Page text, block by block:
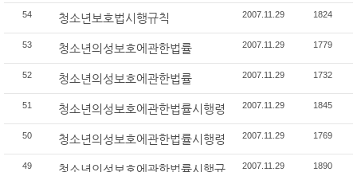
54 청소년보호법시행규칙 2007.11.29 1824
53 청소년의성보호에관한법률 2007.11.29 1779
52 청소년의성보호에관한법률 2007.11.29 1732
51 청소년의성보호에관한법률시행령 2007.11.29 1845
50 청소년의성보호에관한법률시행령 2007.11.29 1769
49 2007.11.29 1890